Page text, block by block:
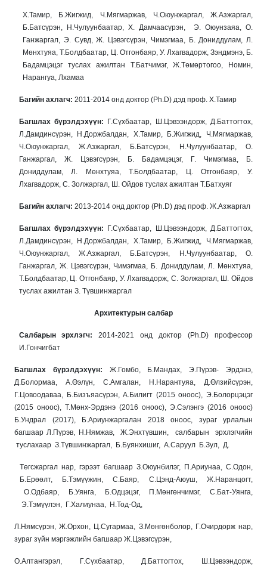
Х.Тамир, Б.Жигжид, Ч.Мягмаржав, Ч.Оюунжаргал, Ж.Азжаргал,
Б.Батсүрэн, Н.Чулуунбаатар, Х. Дамчаасүрэн, Э. Оюунзаяа, О.
Ганжаргал, Э. Сувд, Ж. Цэвэгсүрэн, Чимэгмаа, Б. Дониддулам, Л.
Мөнхтуяа, Т.Болдбаатар, Ц. Отгонбаяр, У. Лхагвадорж, Зэндмэнэ, Б.
Бадамцэцэг туслах ажилтан Т.Батчимэг, Ж.Төмөртогоо, Номин,
Нарангуа, Лхамаа
Багийн ахлагч: 2011-2014 онд доктор (Ph.D) дэд проф. Х.Тамир
Багшлах бүрэлдэхүүн: Г.Сүхбаатар, Ш.Цэвээндорж, Д.Баттогтох,
Л.Дамдинсүрэн, Н.Доржбалдан, Х.Тамир, Б.Жигжид, Ч.Мягмаржав,
Ч.Оюунжаргал, Ж.Азжаргал, Б.Батсүрэн, Н.Чулуунбаатар, О.
Ганжаргал, Ж. Цэвэгсүрэн, Б. Бадамцэцэг, Г. Чимэгмаа, Б.
Дониддулам, Л. Мөнхтуяа, Т.Болдбаатар, Ц. Отгонбаяр, У.
Лхагвадорж, С. Золжаргал, Ш. Ойдов туслах ажилтан Т.Батхуяг
Багийн ахлагч: 2013-2014 онд доктор (Ph.D) дэд проф. Ж.Азжаргал
Багшлах бүрэлдэхүүн: Г.Сүхбаатар, Ш.Цэвээндорж, Д.Баттогтох,
Л.Дамдинсүрэн, Н.Доржбалдан, Х.Тамир, Б.Жигжид, Ч.Мягмаржав,
Ч.Оюунжаргал, Ж.Азжаргал, Б.Батсүрэн, Н.Чулуунбаатар, О.
Ганжаргал, Ж. Цэвэгсүрэн, Чимэгмаа, Б. Дониддулам, Л. Мөнхтуяа,
Т.Болдбаатар, Ц. Отгонбаяр, У. Лхагвадорж, С. Золжаргал, Ш. Ойдов
туслах ажилтан З. Түвшинжаргал
Архитектурын салбар
Салбарын эрхлэгч:2014-2021 онд доктор (Ph.D) профессор
И.Гончигбат
Багшлах бүрэлдэхүүн: Ж.Гомбо, Б.Мандах, Э.Пүрэв- Эрдэнэ,
Д.Болормаа, А.Өэлүн, С.Амгалан, Н.Нарантуяа, Д.Өлзийсүрэн,
Г.Цовоодаваа, Б.Бизъяасүрэн, А.Билигт (2015 оноос), Э.Болорцэцэг
(2015 оноос), Т.Мөнх-Эрдэнэ (2016 оноос), Э.Сэлэнгэ (2016 оноос)
Б.Ундрал (2017), Б.Ариунжаргалан 2018 оноос, зураг урлалын
багшаар Л.Пүрэв, Н.Нямжав, Ж.Энхтүвшин, салбарын эрхлэгчийн
туслахаар З.Түвшинжаргал, Б.Буянхишиг, А.Саруул Б.Зул, Д.
Төгсжаргал нар, гэрээт багшаар З.Оюунбилэг, П.Ариунаа, С.Одон,
Б.Ерөөлт, Б.Тэмүүжин, С.Баяр, С.Цэнд-Аюуш, Ж.Наранцогт,
О.Одбаяр, Б.Уянга, Б.Одцэцэг, П.Мөнгөнчимэг, С.Бат-Уянга,
Э.Тэмүүлэн, Г.Халиунаа, Н.Тод-Од,
Л.Нямсүрэн, Ж.Орхон, Ц.Сугармаа, З.Мөнгөнболор, Г.Очирдорж нар,
зураг зүйн мэргэжлийн багшаар Ж.Цэвэгсүрэн,
О.Алтангэрэл, Г.Сүхбаатар, Д.Баттогтох, Ш.Цэвээндорж,